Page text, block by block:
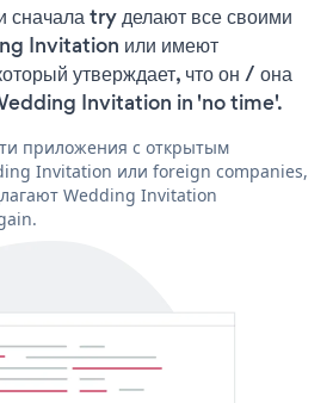
сначала try делают все своими
Invitation или имеют
утверждает, что он / она
Invitation in 'no time'.
приложения с открытым
Invitation или foreign companies,
Wedding Invitation